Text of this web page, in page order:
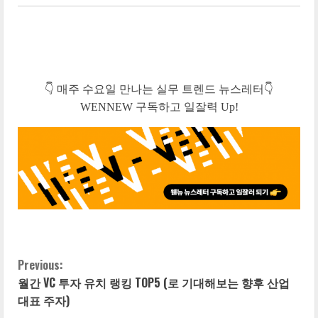
👇 매주 수요일 만나는 실무 트렌드 뉴스레터👇
WENNEW 구독하고 일잘력 Up!
C
o
Previous:
월간 VC 투자 유치 랭킹 TOP5 (로 기대해보는 향후 산업
대표 주자)